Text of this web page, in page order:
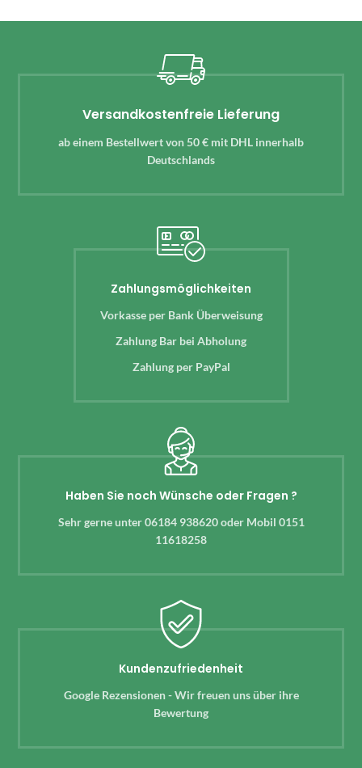
Versandkostenfreie Lieferung
ab einem Bestellwert von 50 € mit DHL innerhalb
Deutschlands
Zahlungsmöglichkeiten
Vorkasse per Bank Überweisung
Zahlung Bar bei Abholung
Zahlung per PayPal
Haben Sie noch Wünsche oder Fragen ?
Sehr gerne unter 06184 938620 oder Mobil 0151
11618258
Kundenzufriedenheit
Google Rezensionen - Wir freuen uns über ihre
Bewertung